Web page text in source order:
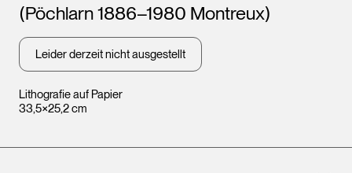
Lithografie auf Papier
33,5×25,2 cm
(Pöchlarn 1886–1980 Montreux)
Leider derzeit nicht ausgestellt